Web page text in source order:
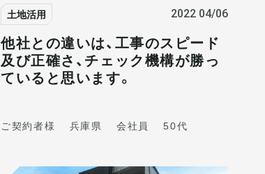
土地活用 2022 04/06
他社との違いは、工事のスピード
及び正確さ、チェック機構が勝っ
ていると思います。
ご契約者様 兵庫県 会社員 50代